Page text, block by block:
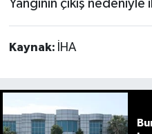
Yangının çıkış
Kaynak: İHA